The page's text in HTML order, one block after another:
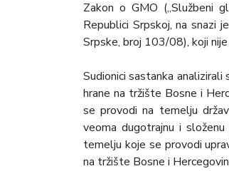
Zakon o GMO („Službeni
Republici Srpskoj, na snazi
Srpske, broj 103/08), koji
Sudionici sastanka
hrane na tržište Bosne i
se provodi na temelju
veoma dugotrajnu i
temelju koje se provodi
na tržište Bosne i